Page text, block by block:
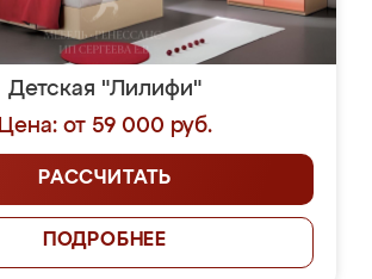
Детская "Лилифи"
Цена: от 59 000 руб.
РАССЧИТАТЬ
ПОДРОБНЕЕ